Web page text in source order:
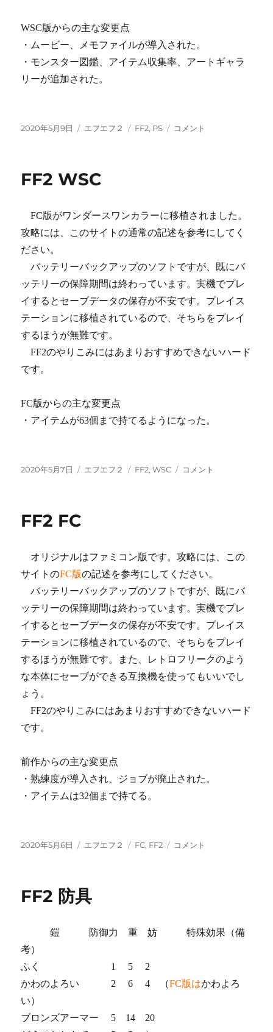
WSC版からの主な変更点
・ムービー、メモファイルが導入された。
・モンスター図鑑、アイテム収集率、アートギャラ
リーが追加された。
投
2020年5月9日
カ
ー
エフエフ２
タ
FF2, PS
FF2
コメント
FF2 WSC
FC版がワンダースワンカラーに移植されました。
攻略には、このサイトの通常の記述を参考にしてく
ださい。
バッテリーバックアップのソフトですが、既にバ
ッテリーの保障期間は終わっています。実機でプレ
イするとセーブデータの保存が不安です。プレイス
テーションに移植されているので、そちらをプレイ
するほうが無難です。
FF2のやりこみにはあまりおすすめできないハード
です。
FC版からの主な変更点
・アイテムが63個まで持てるようになった。
投
2020年5月7日
カ
エフエフ２
タ
FF2,WSC
FF2
コメント
FF2 FC
オリジナルはファミコン版です。攻略には、この
サイトのFC版の記述を参考にしてください。
バッテリーバックアップのソフトですが、既にバ
ッテリーの保障期間は終わっています。実機でプレ
イするとセーブデータの保存が不安です。プレイス
テーションに移植されているので、そちらをプレイ
するほうが無難です。また、レトロフリークのよう
な本体にセーブができる互換機を使ってもいいでし
ょう。
FF2のやりこみにはあまりおすすめできないハード
です。
前作からの主な変更点
・熟練度が導入され、ジョブが廃止された。
・アイテムは32個まで持てる。
投
2020年5月6日
カ
ー
エフエフ２
タ
FC, FF2
FF2
コメント
FF2 防具
鎧 防御力 重 妨 特殊効果（備
考）
ふく 1 5 2
かわのよろい 2 6 4 （FC版はかわよろ
い）
ブロンズアーマー 5 14 20